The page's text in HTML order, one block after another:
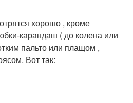
хорошо , кроме
карандаш ( до колена или
пальто или плащом ,
Вот так: